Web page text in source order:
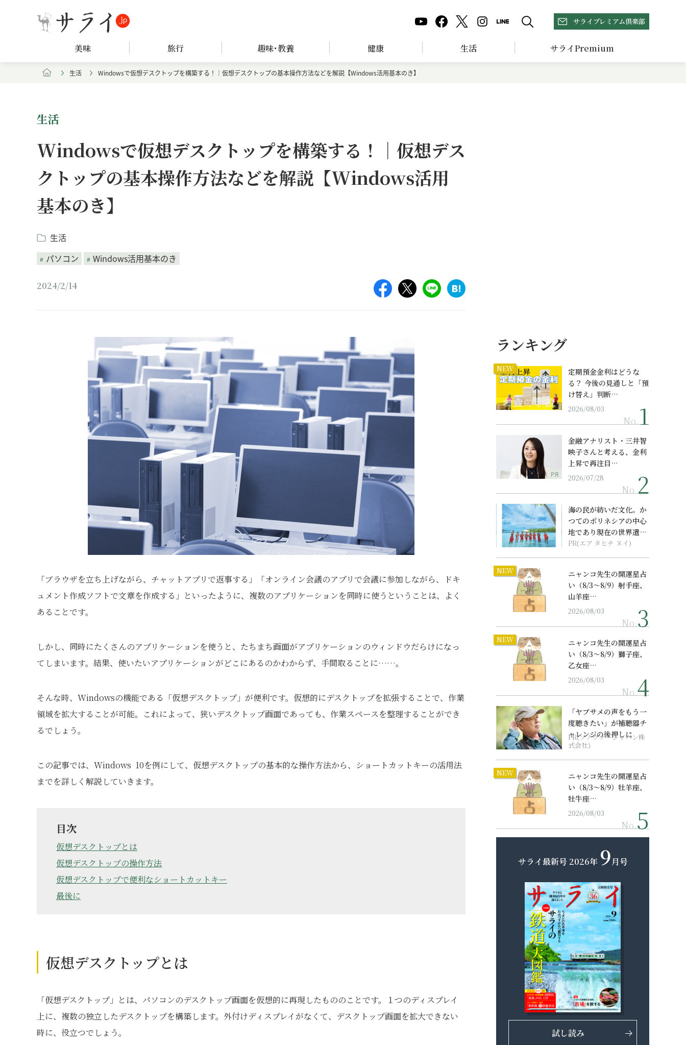
サライプレミアム倶楽部
美味 旅行 趣味･教養 健康 生活 サライPremium
生活 Windowsで仮想デスクトップを構築する！｜仮想デスクトップの基本操作方法などを解説【Windows活用基本のき】
生活
Windowsで仮想デスクトップを構築する！｜仮想デス
クトップの基本操作方法などを解説【Windows活用
基本のき】
生活
パソコン
Windows活用基本のき
2024/2/14
「ブラウザを立ち上げながら、チャットアプリで返事する」「オンライン会議のアプリで会議に参加しながら、ドキ
ュメント作成ソフトで文章を作成する」といったように、複数のアプリケーションを同時に使うということは、よく
あることです。
しかし、同時にたくさんのアプリケーションを使うと、たちまち画面がアプリケーションのウィンドウだらけになっ
てしまいます。結果、使いたいアプリケーションがどこにあるのかわからず、手間取ることに……。
そんな時、Windowsの機能である「仮想デスクトップ」が便利です。仮想的にデスクトップを拡張することで、作業
領域を拡大することが可能。これによって、狭いデスクトップ画面であっても、作業スペースを整理することができ
るでしょう。
この記事では、Windows 10を例にして、仮想デスクトップの基本的な操作方法から、ショートカットキーの活用法
までを詳しく解説していきます。
目次
仮想デスクトップとは
仮想デスクトップの操作方法
仮想デスクトップで便利なショートカットキー
最後に
仮想デスクトップとは
「仮想デスクトップ」とは、パソコンのデスクトップ画面を仮想的に再現したもののことです。１つのディスプレイ
上に、複数の独立したデスクトップを構築します。外付けディスプレイがなくて、デスクトップ画面を拡大できない
時に、役立つでしょう。
ランキング
NEW
定期預金金利はどうな
る？ 今後の見通しと「預
け替え」判断…
2026/08/03
No.
PR
金融アナリスト・三井智
映子さんと考える、金利
上昇で再注目…
2026/07/28
No.
海の民が紡いだ文化。か
つてのポリネシアの中心
地であり現在の世界遺産
からみえてくる...
PR(エア タヒチ ヌイ)
NEW
ニャンコ先生の開運星占
い（8/3～8/9）射手座、
山羊座…
2026/08/03
No.
NEW
ニャンコ先生の開運星占
い（8/3～8/9）獅子座、
乙女座…
2026/08/03
No.
「ヤブサメの声をもう一
度聴きたい」が補聴器チ
ャレンジの後押しに
PR(ソノヴァ・ジャパン株
式会社)
NEW
ニャンコ先生の開運星占
い（8/3～8/9）牡羊座、
牡牛座…
2026/08/03
No.
サライ最新号 2026年 9月号
試し読み